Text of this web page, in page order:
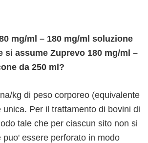
mg/ml – 180 mg/ml soluzione
si assume Zuprevo 180 mg/ml –
da 250 ml?
kg di peso corporeo (equivalente
Per il trattamento di bovini di
tale che per ciascun sito non si
essere perforato in modo